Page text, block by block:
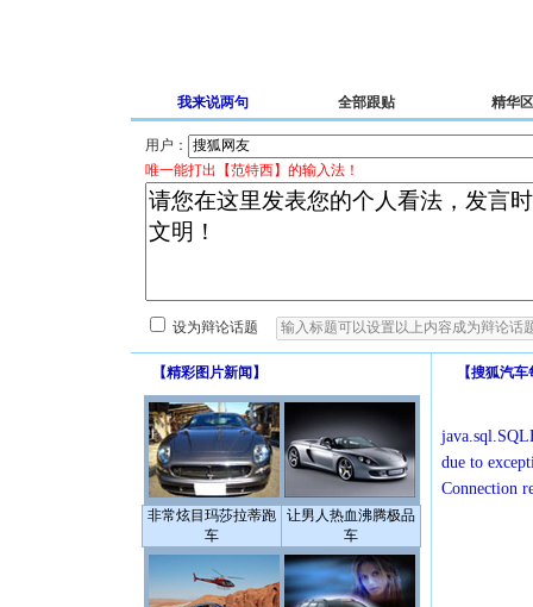
我来说两句 全部跟贴 精华区
用户：
唯一能打出【范特西】的输入法！
设为辩论话题
【精彩图片新闻 】
非常炫目玛莎拉蒂跑
车
让男人热血沸腾极品
车
【搜狐汽车
due to
Connection